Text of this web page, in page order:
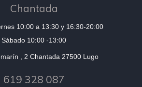
Chantada
10:00 a 13:30 y 16:30-20:00
Sábado 10:00 -13:00
, 2 Chantada 27500 Lugo
619 328 087